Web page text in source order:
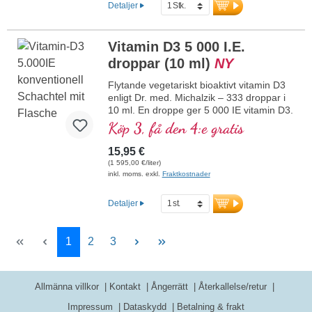
benstomme, bidrar till normal
utan genteknik i egen kontrollerad
produktion sedan 25 år, veganskt, utan
tillsatser och laboratorietestat. Utvecklat
av läkare.
mer information om vitamin D3 + K2
Detaljer
Vitamin D3 5 000 I.E.
droppar (10 ml) NY
Flytande vegetariskt bioaktivt vitamin D3
enligt Dr. med. Michalzik – 333 droppar i
10 ml. En droppe ger 5 000 IE vitamin D3.
Högsta premiumkvalitet. Löst i skyddande,
pesticidfritt odlad kokos-MCT-olja för
bättre biotillgänglighet. Denna optimala
kombination bidrar till att bibehålla normal
benstomme, bidrar till normal
normala funktion. Tillverkat i Tyskland
utan genteknik i egen kontrollerad
vegetariskt, utan tillsatser och
laboratorietestat. Utvecklat av läkare.
Köp 3, få den 4:e gratis
15,95 €
(1 595,00 €/liter)
inkl. moms. exkl. Fraktkostnader
Detaljer
Sida
1 Sida
2 Sida
3
Allmänna villkor Kontakt Ångerrätt
Återkallelse/retur
Impressum
Dataskydd Betalning & frakt